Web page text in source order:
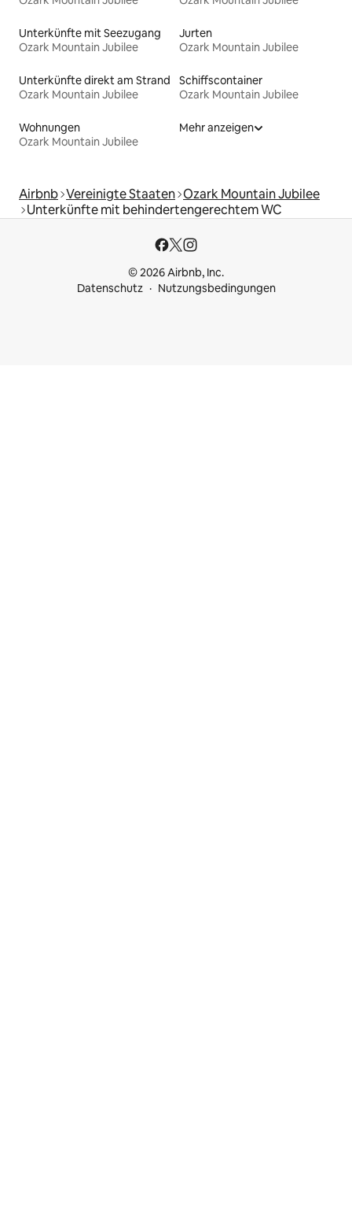
Unterkünfte mit Seezugang
Ozark Mountain Jubilee
Jurten
Ozark Mountain Jubilee
Unterkünfte direkt am Strand
Ozark Mountain Jubilee
Schiffscontainer
Ozark Mountain Jubilee
Wohnungen
Ozark Mountain Jubilee
Mehr anzeigen
Airbnb Vereinigte Staaten Ozark Mountain Jubilee
Unterkünfte mit behindertengerechtem WC
© 2026 Airbnb, Inc.
Datenschutz
Nutzungsbedingungen